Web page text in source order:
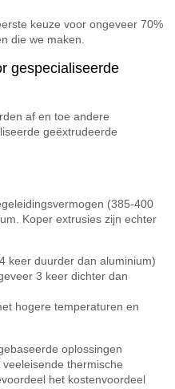
keuze voor ongeveer 70%
die we maken.
gespecialiseerde
af en toe andere
geëxtrudeerde
(385-400
Koper extrusies zijn echter
keer duurder dan aluminium)
3 keer dichter dan
hogere temperaturen en
oplossingen
thermische
het kostenvoordeel